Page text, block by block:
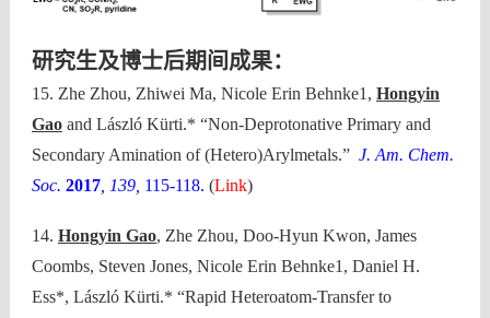
研究生及博士后期间成果：
15. Zhe Zhou, Zhiwei Ma, Nicole Erin Behnke1, Hongyin
Gaoand László Kürti.* “Non-Deprotonative Primary and
Secondary Amination of (Hetero)Arylmetals.” J. Am. Chem.
Soc. 2017, 139, 115-118. (Link)
14. Hongyin Gao, Zhe Zhou, Doo-Hyun Kwon, James
Coombs, Steven Jones, Nicole Erin Behnke1, Daniel H.
Ess*, László Kürti.* “Rapid Heteroatom-Transfer to